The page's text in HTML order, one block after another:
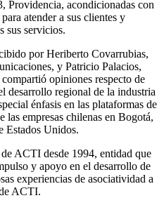
Providencia, acondicionadas con
atender a sus clientes y
sus servicios.
por Heriberto Covarrubias,
y Patricio Palacios,
opiniones respecto de
desarrollo regional de la industria
énfasis en las plataformas de
empresas chilenas en Bogotá,
Estados Unidos.
ACTI desde 1994, entidad que
y apoyo en el desarrollo de
experiencias de asociatividad a
ACTI.